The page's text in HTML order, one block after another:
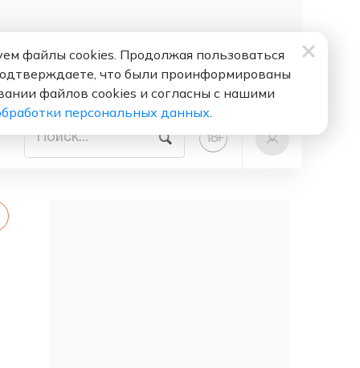
18+
файлы cookies. Продолжая пользоваться
что были проинформированы
файлов cookies и согласны с нашими
персональных данных.